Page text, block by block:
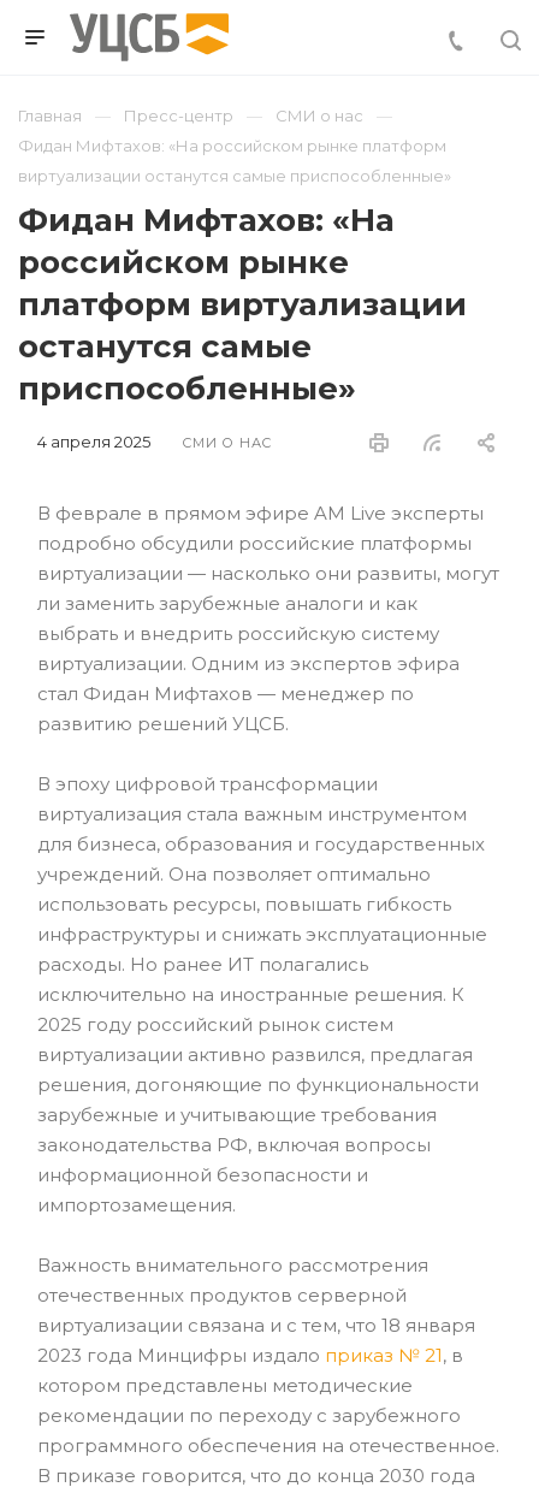
Главная Пресс-центр
СМИ о нас
Фидан Мифтахов: «На российском рынке платформ
виртуализации останутся самые приспособленные»
Фидан Мифтахов: «На
российском рынке
платформ виртуализации
останутся самые
приспособленные»
4 апреля 2025 СМИ О НАС
В феврале в прямом эфире AM Live эксперты
подробно обсудили российские платформы
виртуализации — насколько они развиты, могут
ли заменить зарубежные аналоги и как
выбрать и внедрить российскую систему
виртуализации. Одним из экспертов эфира
стал Фидан Мифтахов — менеджер по
развитию решений УЦСБ.
В эпоху цифровой трансформации
виртуализация стала важным инструментом
для бизнеса, образования и государственных
учреждений. Она позволяет оптимально
использовать ресурсы, повышать гибкость
инфраструктуры и снижать эксплуатационные
расходы. Но ранее ИТ полагались
исключительно на иностранные решения. К
2025 году российский рынок систем
виртуализации активно развился, предлагая
решения, догоняющие по функциональности
зарубежные и учитывающие требования
законодательства РФ, включая вопросы
информационной безопасности и
импортозамещения.
Важность внимательного рассмотрения
отечественных продуктов серверной
виртуализации связана и с тем, что 18 января
2023 года Минцифры издало приказ № 21, в
котором представлены методические
рекомендации по переходу с зарубежного
программного обеспечения на отечественное.
В приказе говорится, что до конца 2030 года